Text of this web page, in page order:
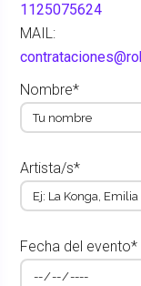
1125075624
MAIL:
Nombre*
Artista/s*
Fecha del evento*